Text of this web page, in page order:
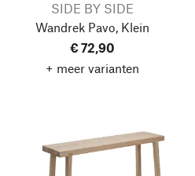
SIDE BY SIDE
Wandrek Pavo, Klein
€ 72,90
+ meer varianten